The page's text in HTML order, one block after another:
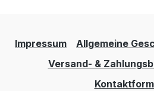
Impressum
Allgemeine
Versand- &